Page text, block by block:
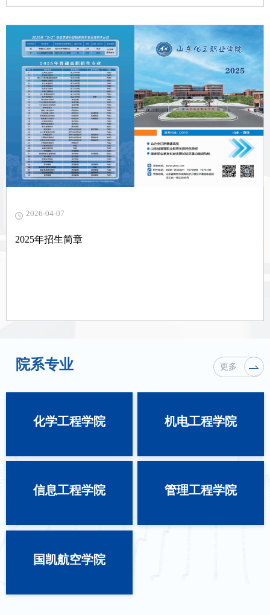
2026-04-07
2025年招生简章
院系专业 更多
化学工程学院 机电工程学院
信息工程学院 管理工程学院
国凯航空学院